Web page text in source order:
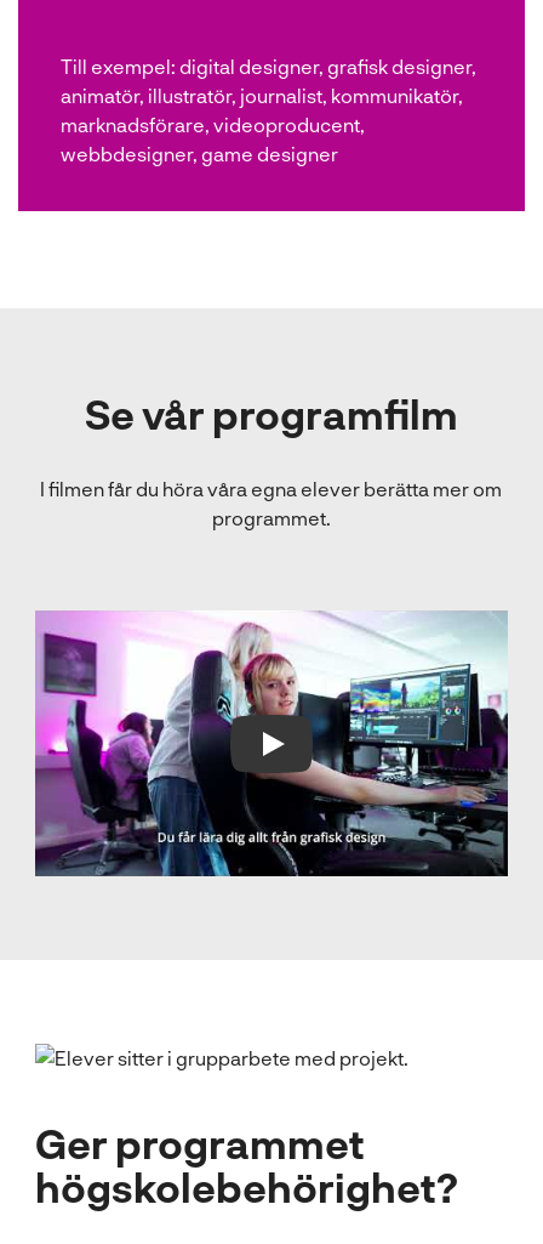
Till exempel: digital designer, grafisk designer,
animatör, illustratör, journalist, kommunikatör,
marknadsförare, videoproducent,
webbdesigner, game designer
Se vår programfilm
I filmen får du höra våra egna elever berätta mer om
programmet.
Play Video
Ger programmet
högskole­behörighet?